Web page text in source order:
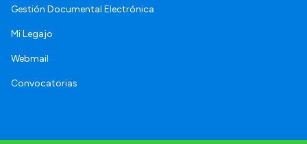
Gestión Documental Electrónica
Mi Legajo
Webmail
Convocatorias